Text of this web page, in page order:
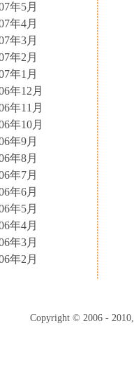
年5月
年4月
年3月
年2月
年1月
年12月
年11月
年10月
年9月
年8月
年7月
年6月
年5月
年4月
年3月
年2月
Copyright © 2006 -